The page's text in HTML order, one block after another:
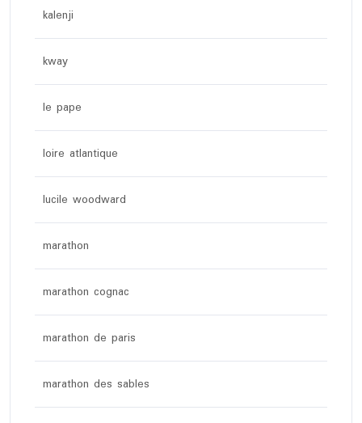
kalenji
kway
le pape
loire atlantique
lucile woodward
marathon
marathon cognac
marathon de paris
marathon des sables